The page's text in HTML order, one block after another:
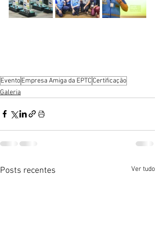
EventoEmpresa Amiga da EPTC Certificação
Galeria
Posts recentes Ver tudo